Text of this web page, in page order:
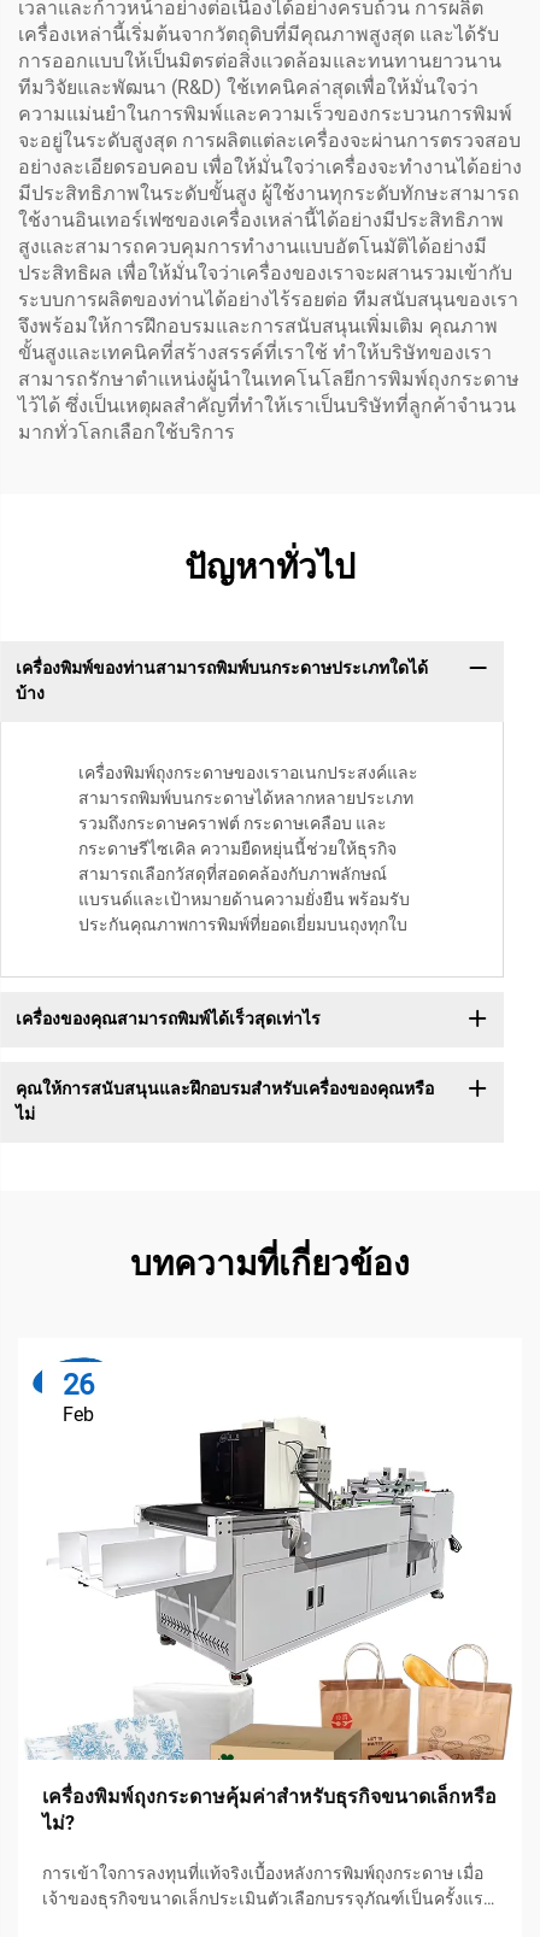
เวลาและก้าวหน้าอย่างต่อเนื่องได้อย่างครบถ้วน การผลิต
เครื่องเหล่านี้เริ่มต้นจากวัตถุดิบที่มีคุณภาพสูงสุด และได้รับ
การออกแบบให้เป็นมิตรต่อสิ่งแวดล้อมและทนทานยาวนาน
ทีมวิจัยและพัฒนา (R&D) ใช้เทคนิคล่าสุดเพื่อให้มั่นใจว่า
ความแม่นยำในการพิมพ์และความเร็วของกระบวนการพิมพ์
จะอยู่ในระดับสูงสุด การผลิตแต่ละเครื่องจะผ่านการตรวจสอบ
อย่างละเอียดรอบคอบ เพื่อให้มั่นใจว่าเครื่องจะทำงานได้อย่าง
มีประสิทธิภาพในระดับขั้นสูง ผู้ใช้งานทุกระดับทักษะสามารถ
ใช้งานอินเทอร์เฟซของเครื่องเหล่านี้ได้อย่างมีประสิทธิภาพ
สูงและสามารถควบคุมการทำงานแบบอัตโนมัติได้อย่างมี
ประสิทธิผล เพื่อให้มั่นใจว่าเครื่องของเราจะผสานรวมเข้ากับ
ระบบการผลิตของท่านได้อย่างไร้รอยต่อ ทีมสนับสนุนของเรา
จึงพร้อมให้การฝึกอบรมและการสนับสนุนเพิ่มเติม คุณภาพ
ขั้นสูงและเทคนิคที่สร้างสรรค์ที่เราใช้ ทำให้บริษัทของเรา
สามารถรักษาตำแหน่งผู้นำในเทคโนโลยีการพิมพ์ถุงกระดาษ
ไว้ได้ ซึ่งเป็นเหตุผลสำคัญที่ทำให้เราเป็นบริษัทที่ลูกค้าจำนวน
มากทั่วโลกเลือกใช้บริการ
ปัญหาทั่วไป
เครื่องพิมพ์ของท่านสามารถพิมพ์บนกระดาษประเภทใดได้
บ้าง
เครื่องพิมพ์ถุงกระดาษของเราอเนกประสงค์และ
สามารถพิมพ์บนกระดาษได้หลากหลายประเภท
รวมถึงกระดาษคราฟต์ กระดาษเคลือบ และ
กระดาษรีไซเคิล ความยืดหยุ่นนี้ช่วยให้ธุรกิจ
สามารถเลือกวัสดุที่สอดคล้องกับภาพลักษณ์
แบรนด์และเป้าหมายด้านความยั่งยืน พร้อมรับ
ประกันคุณภาพการพิมพ์ที่ยอดเยี่ยมบนถุงทุกใบ
เครื่องของคุณสามารถพิมพ์ได้เร็วสุดเท่าไร
คุณให้การสนับสนุนและฝึกอบรมสำหรับเครื่องของคุณหรือ
ไม่
บทความที่เกี่ยวข้อง
26
Feb
เครื่องพิมพ์ถุงกระดาษคุ้มค่าสำหรับธุรกิจขนาดเล็กหรือ
ไม่?
การเข้าใจการลงทุนที่แท้จริงเบื้องหลังการพิมพ์ถุงกระดาษ เมื่อ
เจ้าของธุรกิจขนาดเล็กประเมินตัวเลือกบรรจุภัณฑ์เป็นครั้งแรก